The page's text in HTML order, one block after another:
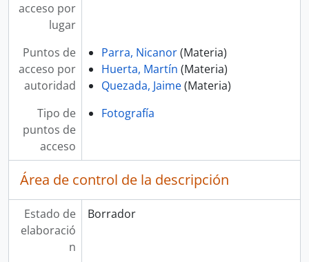
acceso por
lugar
Puntos de
acceso por
autoridad
Parra, Nicanor(Materia)
Huerta, Martín (Materia)
Quezada, Jaime(Materia)
Tipo de
puntos de
acceso
Fotografía
Área de control de la descripción
Estado de
elaboració
n
Borrador